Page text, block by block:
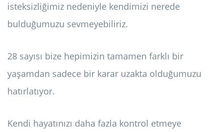
isteksizliğimiz nedeniyle kendimizi nerede
bulduğumuzu sevmeyebiliriz.
28 sayısı bize hepimizin tamamen farklı bir
yaşamdan sadece bir karar uzakta olduğumuzu
hatırlatıyor.
Kendi hayatınızı daha fazla kontrol etmeye